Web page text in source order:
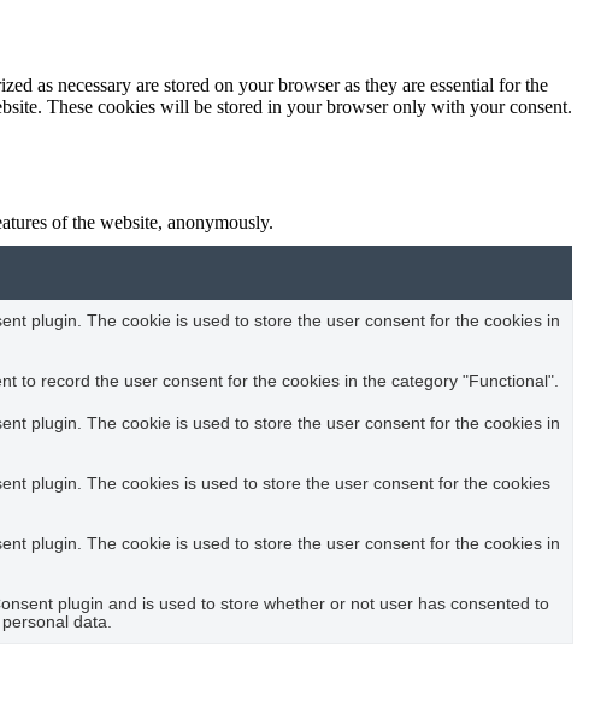
as necessary are stored on your browser as they are essential for the
These cookies will be stored in your browser only with your consent.
of the website, anonymously.
plugin. The cookie is used to store the user consent for the cookies in
to record the user consent for the cookies in the category "Functional".
plugin. The cookie is used to store the user consent for the cookies in
plugin. The cookies is used to store the user consent for the cookies
plugin. The cookie is used to store the user consent for the cookies in
plugin and is used to store whether or not user has consented to
data.